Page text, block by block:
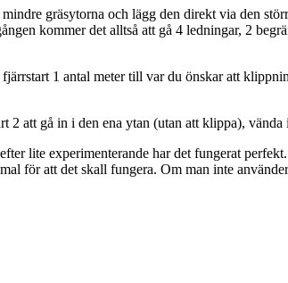
gräsytorna och lägg den direkt via den
kommer det alltså att gå 4 ledningar, 2
1 antal meter till var du önskar att
2 att gå in i den ena ytan (utan att klippa),
lite experimenterande har det fungerat
för att det skall fungera. Om man inte